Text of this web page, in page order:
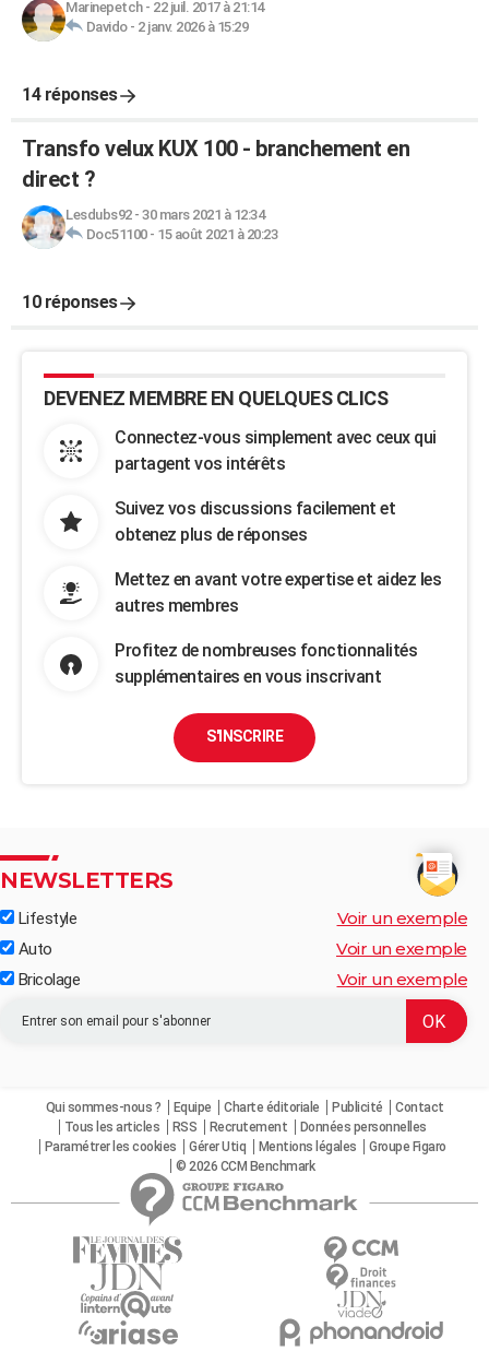
Marinepetch- 22 juil. 2017 à 21:14
Davido- 2 janv. 2026 à 15:29
14 réponses
Transfo velux KUX 100 - branchement en
direct ?
Lesdubs92- 30 mars 2021 à 12:34
Doc51100- 15 août 2021 à 20:23
10 réponses
DEVENEZ MEMBRE EN QUELQUES CLICS
Connectez-vous simplement avec ceux qui
partagent vos intérêts
Suivez vos discussions facilement et
obtenez plus de réponses
Mettez en avant votre expertise et aidez les
autres membres
Profitez de nombreuses fonctionnalités
supplémentaires en vous inscrivant
S'INSCRIRE
NEWSLETTERS
Lifestyle Voir un exemple
Auto Voir un exemple
Bricolage Voir un exemple
Qui sommes-nous ? Equipe Charte éditoriale Publicité
Contact
Tous les articles
RSS Recrutement
Données personnelles
Paramétrer les cookies
Gérer Utiq Mentions légales
Groupe Figaro
© 2026 CCM Benchmark